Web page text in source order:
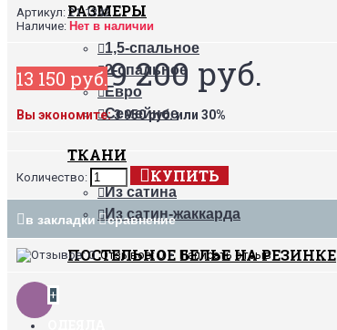
РАЗМЕРЫ
1,5-спальное
2-спальное
Евро
Семейное
ТКАНИ
Из сатина
Из сатин-жаккарда
ПОСТЕЛЬНОЕ БЕЛЬЕ НА РЕЗИНКЕ
+
Артикул: 21-1342
Наличие: Нет в наличии
13 150 руб.9 200 руб.
Вы экономите:3 950 руб. или 30%
Количество: КУПИТЬ
в закладки сравнение
Отзывов: 0• Написать отзыв